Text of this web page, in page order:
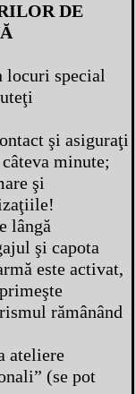
DE
locuri special
şi asiguraţi
minute;
şi
lângă
şi capota
este activat,
rămânând
ateliere
(se pot